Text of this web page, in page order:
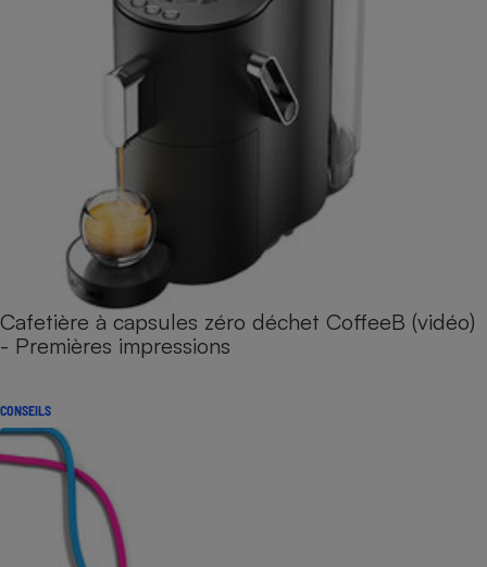
Cafetière à capsules zéro déchet CoffeeB (vidéo)
- Premières impressions
CONSEILS